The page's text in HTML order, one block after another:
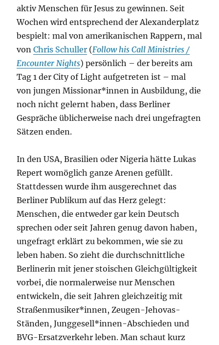
aktiv Menschen für Jesus zu gewinnen. Seit
Wochen wird entsprechend der Alexanderplatz
bespielt: mal von amerikanischen Rappern, mal
vonChris Schuller (Follow his Call Ministries /
Encounter Nights) persönlich – der bereits am
Tag 1 der City of Light aufgetreten ist – mal
von jungen Missionar*innen in Ausbildung, die
noch nicht gelernt haben, dass Berliner
Gespräche üblicherweise nach drei ungefragten
Sätzen enden.
In den USA, Brasilien oder Nigeria hätte Lukas
Repert womöglich ganze Arenen gefüllt.
Stattdessen wurde ihm ausgerechnet das
Berliner Publikum auf das Herz gelegt:
Menschen, die entweder gar kein Deutsch
sprechen oder seit Jahren genug davon haben,
ungefragt erklärt zu bekommen, wie sie zu
leben haben. So zieht die durchschnittliche
Berlinerin mit jener stoischen Gleichgültigkeit
vorbei, die normalerweise nur Menschen
entwickeln, die seit Jahren gleichzeitig mit
Straßenmusiker*innen, Zeugen-Jehovas-
Ständen, Junggesell*innen-Abschieden und
BVG-Ersatzverkehr leben. Man schaut kurz